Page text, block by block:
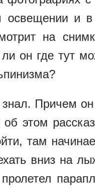
освещении и
на
ли он где тут
Причем
этом
там
вниз на